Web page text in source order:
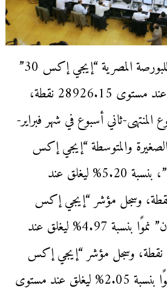
ارتفع المؤشر الرئيسي للبورصة المصرية “إيجي إكس 30”
بنسبة 1.81% ليغلق عند مستوى 28926.15 نقطة،
ثاني أسبوع في شهر فبراير-
والمتوسطة “إيجي إكس
70 متساوي الأوزان”، بنسبة 5.20% ليغلق عند
7243.93 نقطة، وسجل مؤشر “إيجي إكس
100 متساوي الأوزان” نموًا بنسبة 4.97% ليغلق عند
10161.05 نقطة، وسجل مؤشر “إيجي إكس
30 محدد الأوزان” نموًا بنسبة 2.05% ليغلق عند مستوى